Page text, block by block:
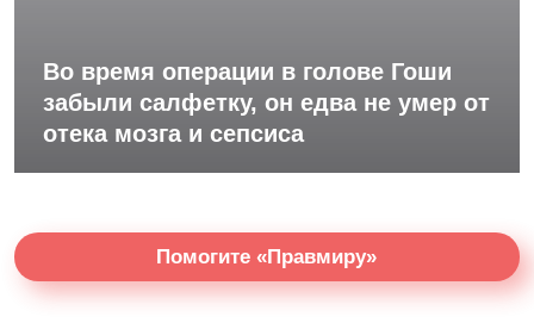
Во время операции в голове Гоши
забыли салфетку, он едва не умер от
отека мозга и сепсиса
Помогите «Правмиру»